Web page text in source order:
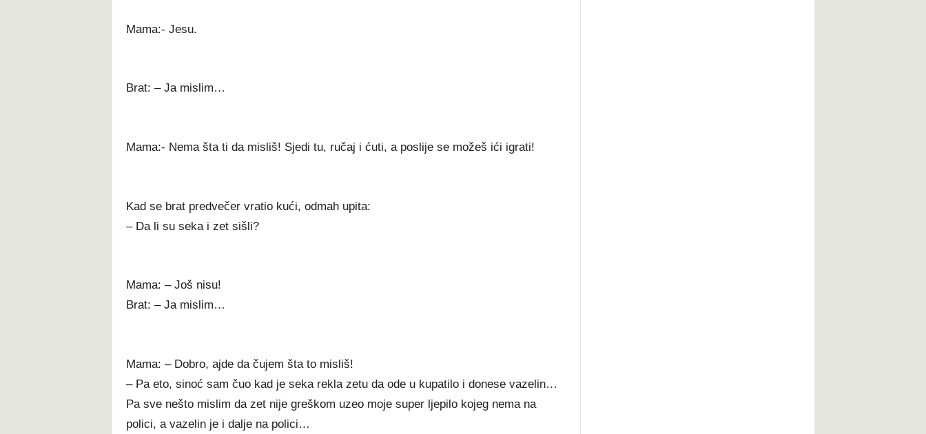
Mama:- Jesu.
Brat: – Ja mislim…
Mama:- Nema šta ti da misliš! Sjedi tu, ručaj i ćuti, a poslije se možeš ići igrati!
Kad se brat predvečer vratio kući, odmah upita:
– Da li su seka i zet sišli?
Mama: – Još nisu!
Brat: – Ja mislim…
Mama: – Dobro, ajde da čujem šta to misliš!
– Pa eto, sinoć sam čuo kad je seka rekla zetu da ode u kupatilo i donese vazelin…
Pa sve nešto mislim da zet nije greškom uzeo moje super ljepilo kojeg nema na
polici, a vazelin je i dalje na polici…